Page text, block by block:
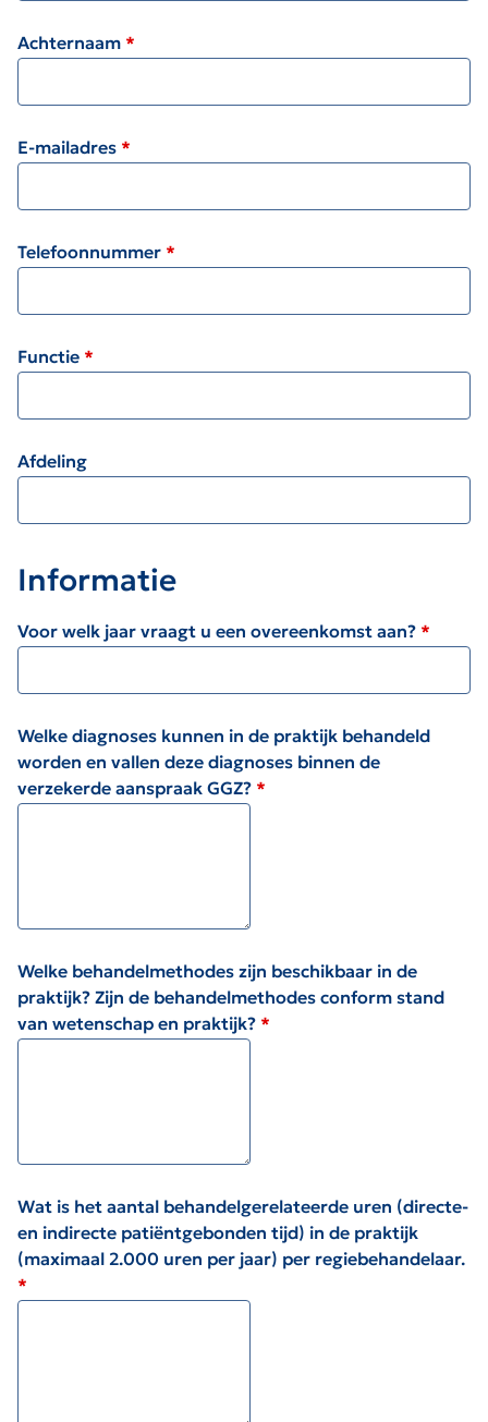
Achternaam
E-mailadres
Telefoonnummer
Functie
Afdeling
Informatie
Voor welk jaar vraagt u een overeenkomst aan?
Welke diagnoses kunnen in de praktijk behandeld
worden en vallen deze diagnoses binnen de
verzekerde aanspraak GGZ?
Welke behandelmethodes zijn beschikbaar in de
praktijk? Zijn de behandelmethodes conform stand
van wetenschap en praktijk?
Wat is het aantal behandelgerelateerde uren (directe-
en indirecte patiëntgebonden tijd) in de praktijk
(maximaal 2.000 uren per jaar) per regiebehandelaar.